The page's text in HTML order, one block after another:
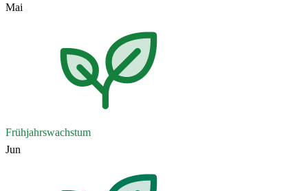
Mai
Frühjahrswachstum
Jun